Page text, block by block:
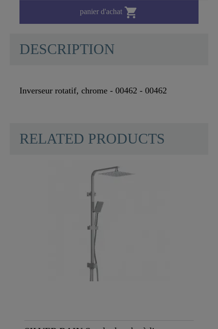
panier d'achat 
DESCRIPTION
Inverseur rotatif, chrome - 00462 - 00462
Laiton UBA
RELATED PRODUCTS